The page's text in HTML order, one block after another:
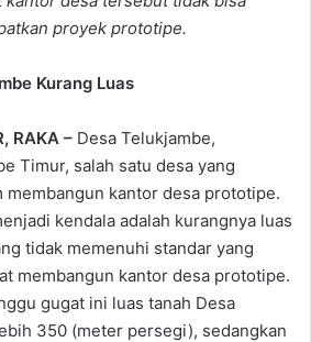
proyek prototipe.
Kurang Luas
RAKA – Desa Telukjambe,
Timur, salah satu desa yang
membangun kantor desa prototipe.
kendala adalah kurangnya luas
tidak memenuhi standar yang
membangun kantor desa prototipe.
gugat ini luas tanah Desa
350 (meter persegi), sedangkan